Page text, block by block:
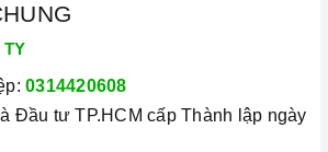
TY
0314420608
Đầu tư TP.HCM cấp Thành lập ngày